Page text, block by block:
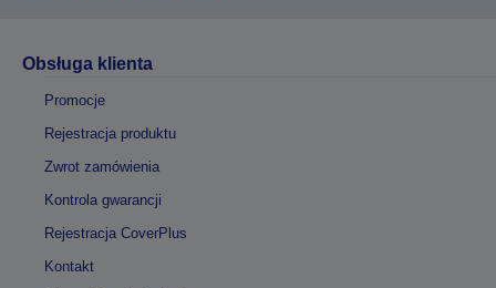
Obsługa klienta
Promocje
Rejestracja produktu
Zwrot zamówienia
Kontrola gwarancji
Rejestracja CoverPlus
Kontakt